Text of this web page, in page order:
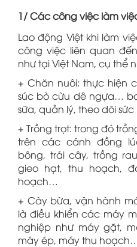
1/ Các công việc làm
Lao động Việt khi làm
công việc liên quan
như tại Việt Nam, cụ thể
+ Chăn nuôi: thực hiện
súc bò cừu dê ngựa…
sữa, quản lý, theo dõi
+ Trồng trọt: trong đó
trên các cánh đồng
bông, trái cây, trồng
gieo hạt, thu hoạch,
hoạch…
+ Cày bừa, vận hành
là điều khiển các máy
nghiệp như máy gặt,
máy ép, máy thu